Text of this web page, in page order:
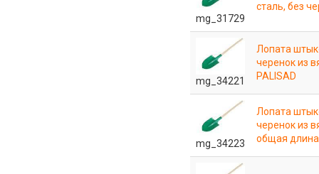
mg_31729
сталь, без
mg_34221
Лопата
черенок из
PALISAD
mg_34223
Лопата
черенок из
общая